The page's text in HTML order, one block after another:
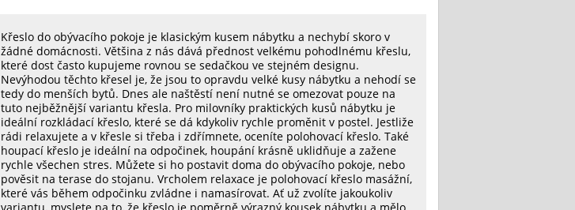
Křeslo do obývacího pokoje je klasickým kusem nábytku a nechybí skoro v
žádné domácnosti. Většina z nás dává přednost velkému pohodlnému křeslu,
které dost často kupujeme rovnou se sedačkou ve stejném designu.
Nevýhodou těchto křesel je, že jsou to opravdu velké kusy nábytku a nehodí se
tedy do menších bytů. Dnes ale naštěstí není nutné se omezovat pouze na
tuto nejběžnější variantu křesla. Pro milovníky praktických kusů nábytku je
ideální rozkládací křeslo, které se dá kdykoliv rychle proměnit v postel. Jestliže
rádi relaxujete a v křesle si třeba i zdřímnete, oceníte polohovací křeslo. Také
houpací křeslo je ideální na odpočinek, houpání krásně uklidňuje a zažene
rychle všechen stres. Můžete si ho postavit doma do obývacího pokoje, nebo
pověsit na terase do stojanu. Vrcholem relaxace je polohovací křeslo masážní,
které vás během odpočinku zvládne i namasírovat. Ať už zvolíte jakoukoliv